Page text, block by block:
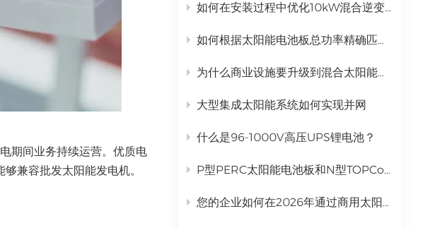
如何在安装过程中优化10kW混合逆变器的性能？
如何根据太阳能电池板总功率精确匹配混合逆变器
为什么商业设施要升级到混合太阳能发电系统？
大型集成太阳能系统如何实现并网
什么是96-1000V高压UPS锂电池？
P型PERC太阳能电池板和N型TOPCon太阳能电池板有什么区别？
您的企业如何在2026年通过商用太阳能发电系统实现投资回报率最大化？
期间业务持续运营。优质电
兼容批发太阳能发电机。